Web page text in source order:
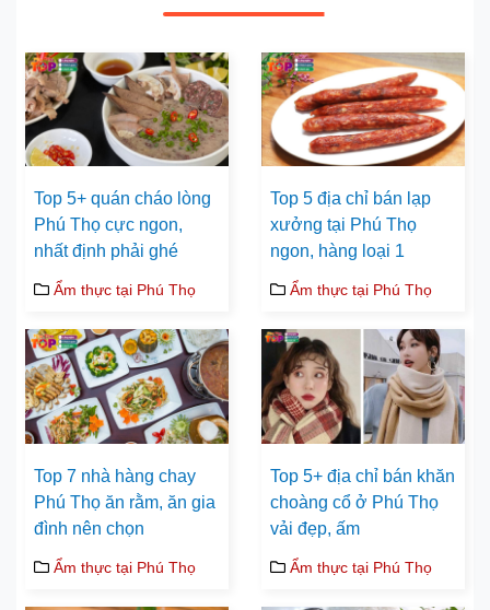
Top 5+ quán cháo lòng
Phú Thọ cực ngon,
nhất định phải ghé
Ẩm thực tại Phú Thọ
Top 5 địa chỉ bán lạp
xưởng tại Phú Thọ
ngon, hàng loại 1
Ẩm thực tại Phú Thọ
Top 7 nhà hàng chay
Phú Thọ ăn rằm, ăn gia
đình nên chọn
Ẩm thực tại Phú Thọ
Top 5+ địa chỉ bán khăn
choàng cổ ở Phú Thọ
vải đẹp, ấm
Ẩm thực tại Phú Thọ